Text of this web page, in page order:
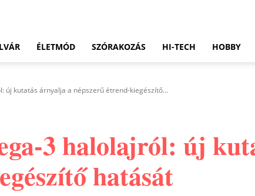
ÉLETMÓD SZÓRAKOZÁS HI-TECH HOBBY
új kutatás árnyalja a népszerű étrend-kiegészítő...
3 halolajról: új
hatását